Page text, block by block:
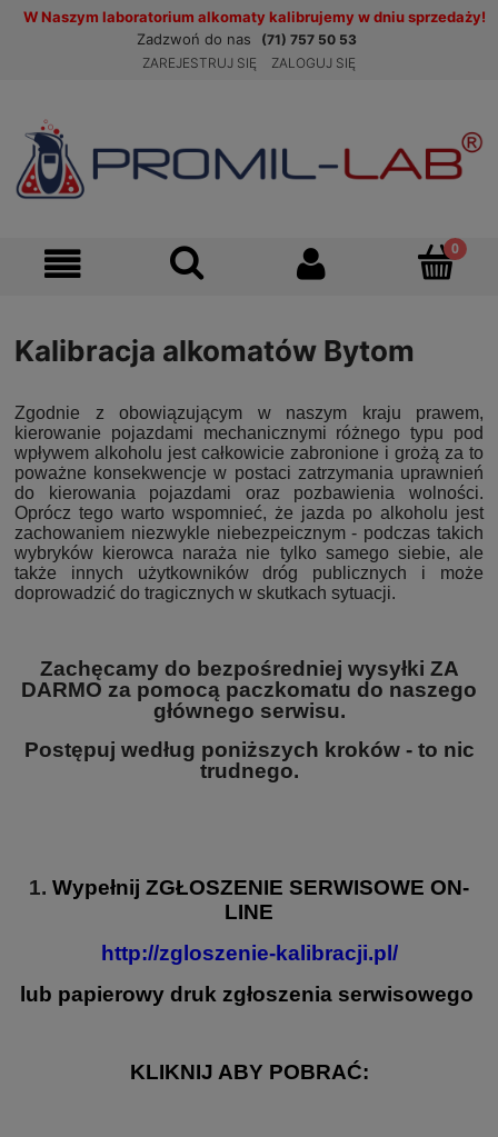
W Naszym laboratorium alkomaty kalibrujemy w dniu sprzedaży!
Zadzwoń do nas
(71) 757 50 53
ZAREJESTRUJ SIĘ
ZALOGUJ SIĘ
Kalibracja alkomatów Bytom
Zgodnie z obowiązującym w naszym kraju prawem,
kierowanie pojazdami mechanicznymi różnego typu pod
wpływem alkoholu jest całkowicie zabronione i grożą za to
poważne konsekwencje w postaci zatrzymania uprawnień
do kierowania pojazdami oraz pozbawienia wolności.
Oprócz tego warto wspomnieć, że jazda po alkoholu jest
zachowaniem niezwykle niebezpeicznym - podczas takich
wybryków kierowca naraża nie tylko samego siebie, ale
także innych użytkowników dróg publicznych i może
doprowadzić do tragicznych w skutkach sytuacji.
Zachęcamy do bezpośredniej wysyłki ZA
DARMO za pomocą paczkomatu do naszego
głównego serwisu.
Postępuj według poniższych kroków - to nic
trudnego.
1. Wypełnij ZGŁOSZENIE SERWISOWE ON-
LINE
http://zgloszenie-kalibracji.pl/
lub papierowy druk zgłoszenia serwisowego
KLIKNIJ ABY POBRAĆ: